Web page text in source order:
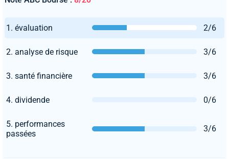
1. évaluation 2/6
2. analyse de risque 3/6
3. santé financière 3/6
4. dividende 0/6
5. performances
passées
3/6